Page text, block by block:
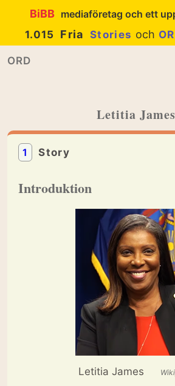
BiBB mediaföretag och ett
1.015
FriaStories och
ORD
Letitia James
1 Story
Introduktion
Letitia James